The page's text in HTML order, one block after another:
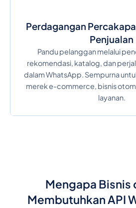
Perdagangan
Penjualan
Pandu pelanggan melalui
rekomendasi, katalog, dan
dalam WhatsApp. Sempurna
merek e-commerce, bisnis
layanan.
Mengapa Bisnis
Membutuhkan API